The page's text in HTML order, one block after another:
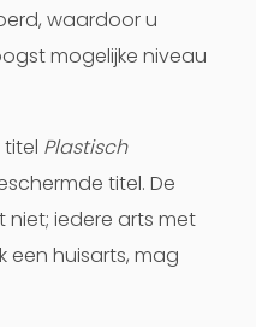
waardoor u
mogelijke niveau
Plastisch
titel. De
niet; iedere arts met
een huisarts, mag